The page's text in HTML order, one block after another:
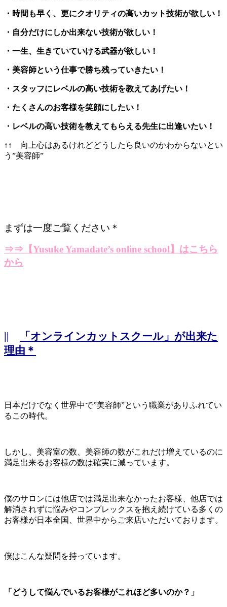
・時間も早く、更にクオリティの高いカット技術が欲しい！
・自分だけにしか出来ない技術が欲しい！
・一生、生きていていける武器が欲しい！
・美容師という仕事で勝ち残っていきたい！
・スタッフにレベルの高い技術を教えてあげたい！
・たくさんのお客様を笑顔にしたい！
・レベルの高い技術を教えてもらえる先生に出逢いたい！
↑↑ 向上心はあるけれどどうしたら良いのかわからないとい
う”美容師”
まずは一度ご覧ください＊
⇒⇒ 【Yusuke Yamadate’s online school】はこちら
から
||
「オンラインカットスクール」が出来た
理由＊
日本だけでなく世界中で”美容師”という職業がありふれてい
るこの時代。
しかし、美容室の数、美容師の数がこれだけ増えているのに
満足出来るお客様の数は確実に減っています。
僕のサロンには他店では満足出来なかったお客様、他店では
解消されずに悩みやコンプレックスを抱え続けている多くの
お客様が日本全国、世界中からご来店いただいております。
僕はこんな疑問を持っています。
「どうして悩んでいるお客様がこれほど多いのか？」